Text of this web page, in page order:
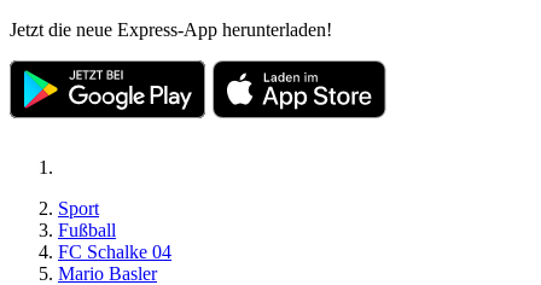
Jetzt die neue Express-App herunterladen!
Sport
Fußball
FC Schalke 04
Mario Basler